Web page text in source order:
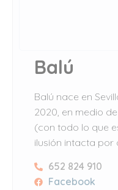
Balú
Balú nace en
2020, en medio
(con todo lo que
ilusión intacta por
652 824 910
Facebook